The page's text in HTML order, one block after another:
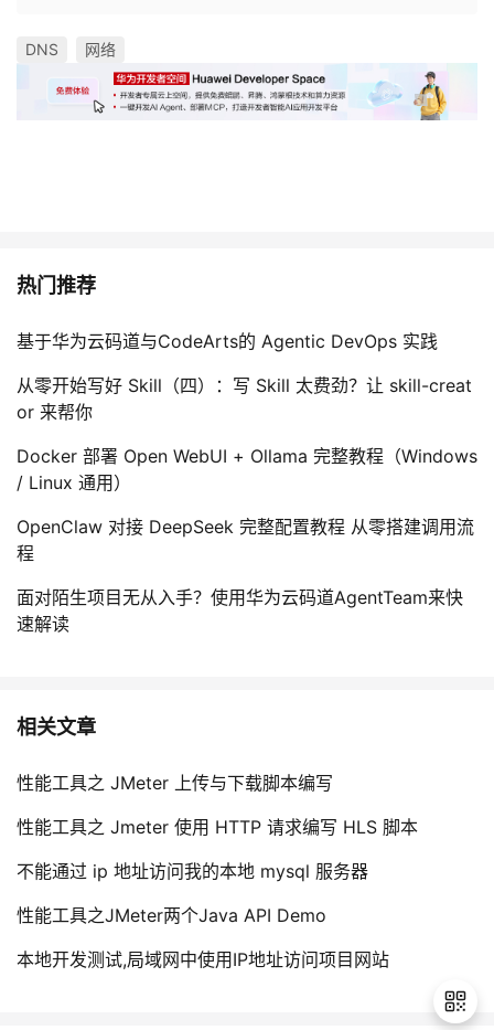
DNS 网络
热门推荐
基于华为云码道与CodeArts的 Agentic DevOps 实践
从零开始写好 Skill（四）：写 Skill 太费劲？让 skill-creat
or 来帮你
Docker 部署 Open WebUI + Ollama 完整教程（Windows
/ Linux 通用）
OpenClaw 对接 DeepSeek 完整配置教程 从零搭建调用流
程
面对陌生项目无从入手？使用华为云码道AgentTeam来快
速解读
相关文章
性能工具之 JMeter 上传与下载脚本编写
性能工具之 Jmeter 使用 HTTP 请求编写 HLS 脚本
不能通过 ip 地址访问我的本地 mysql 服务器
性能工具之JMeter两个Java API Demo
本地开发测试,局域网中使用IP地址访问项目网站